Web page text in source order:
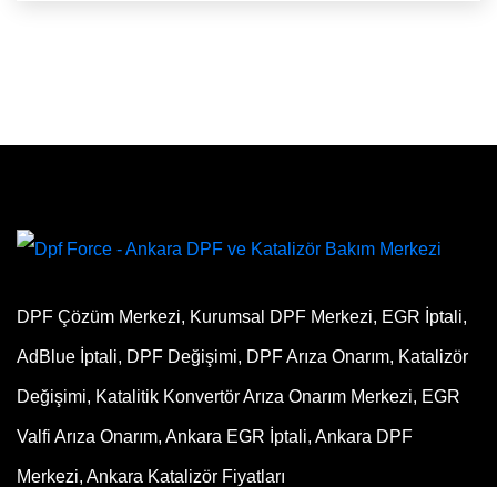
DPF Çözüm Merkezi, Kurumsal DPF Merkezi, EGR İptali,
AdBlue İptali, DPF Değişimi, DPF Arıza Onarım, Katalizör
Değişimi, Katalitik Konvertör Arıza Onarım Merkezi, EGR
Valfi Arıza Onarım, Ankara EGR İptali, Ankara DPF
Merkezi, Ankara Katalizör Fiyatları